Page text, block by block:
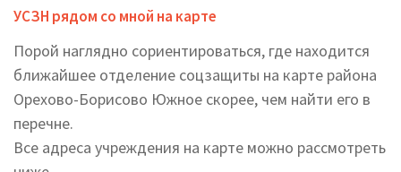
УСЗН рядом со мной на карте
Порой наглядно сориентироваться, где находится
ближайшее отделение соцзащиты на карте района
Орехово-Борисово Южное скорее, чем найти его в
перечне.
Все адреса учреждения на карте можно рассмотреть